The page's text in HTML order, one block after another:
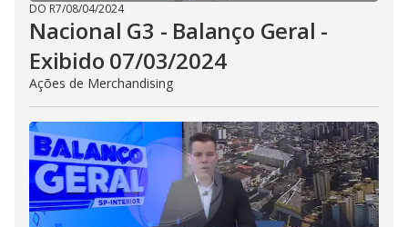
DO R7/08/04/2024
Nacional G3 - Balanço Geral -
Exibido 07/03/2024
Ações de Merchandising